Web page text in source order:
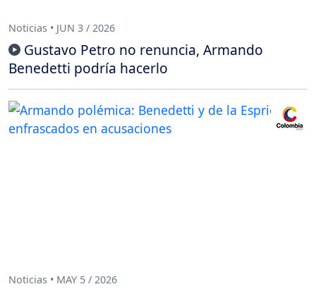
Noticias • JUN 3 / 2026
Gustavo Petro no renuncia, Armando
Benedetti podría hacerlo
Noticias • MAY 5 / 2026